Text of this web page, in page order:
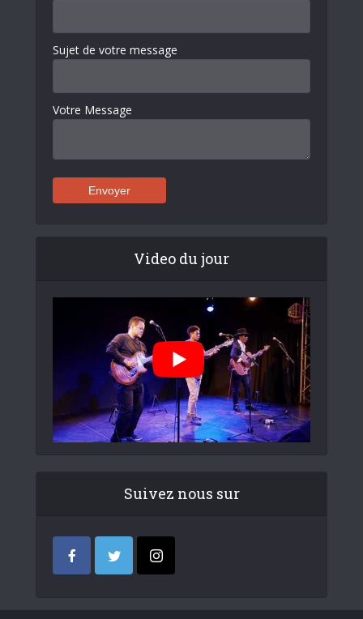
Sujet de votre message
Votre Message
Video du jour
Suivez nous sur